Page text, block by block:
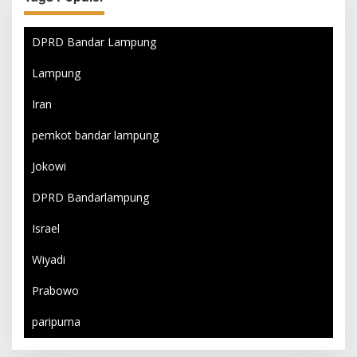
DPRD Bandar Lampung
Lampung
Iran
pemkot bandar lampung
Jokowi
DPRD Bandarlampung
Israel
Wiyadi
Prabowo
paripurna